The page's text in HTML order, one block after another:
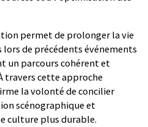
permet de prolonger la vie
de précédents événements
un parcours cohérent et
travers cette approche
la volonté de concilier
scénographique et
culture plus durable.